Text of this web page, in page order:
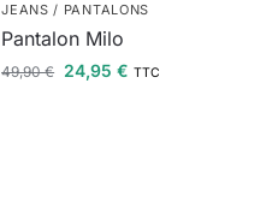
JEANS / PANTALONS
Pantalon Milo
49,90€ 24,95€ TTC